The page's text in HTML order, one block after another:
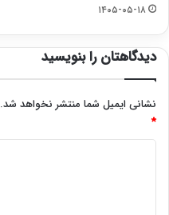
۱۴۰۵-۰۵-۱۸
دیدگاهتان را بنویسید
نشانی ایمیل شما منتشر نخواهد شد.
*